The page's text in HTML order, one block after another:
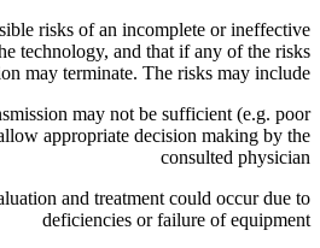
risks of an incomplete or ineffective
technology, and that if any of the risks
may terminate. The risks may include:
may not be sufficient (e.g. poor
appropriate decision making by the
consulted physician
and treatment could occur due to
deficiencies or failure of equipment